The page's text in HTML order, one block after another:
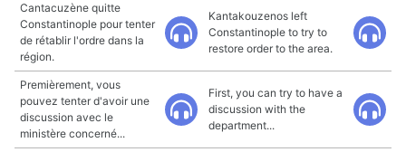
Cantacuzène quitte
Constantinople pour tenter
de rétablir l'ordre dans la
région.
Kantakouzenos left
Constantinople to try to
restore order to the area.
Premièrement, vous
pouvez tenter d'avoir une
discussion avec le
ministère concerné...
First, you can try to have a
discussion with the
department...